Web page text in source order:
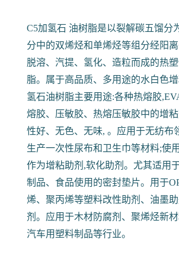
C5加氢石 油树脂是以裂解碳五馏分
分中的双烯烃和单烯烃等组分经阳离
脱溶、汽提、氢化、造粒而成的热
脂。属于高品质、多用途的水白色
氢石油树脂主要用途:各种热熔胶
熔胶、压敏胶、热熔压敏胶中的增
性好、无色、无味, 。应用于无纺布
生产一次性尿布和卫生巾等材料;使
作为增粘助剂,软化助剂。尤其适用
制品、食品使用的密封垫片。用于
烯、聚丙烯等塑料改性助剂、油墨
剂。应用于木材防腐剂、聚烯烃新材
汽车用塑料制品等行业。